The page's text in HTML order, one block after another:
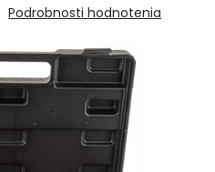
deti
Podrobnosti hodnotenia